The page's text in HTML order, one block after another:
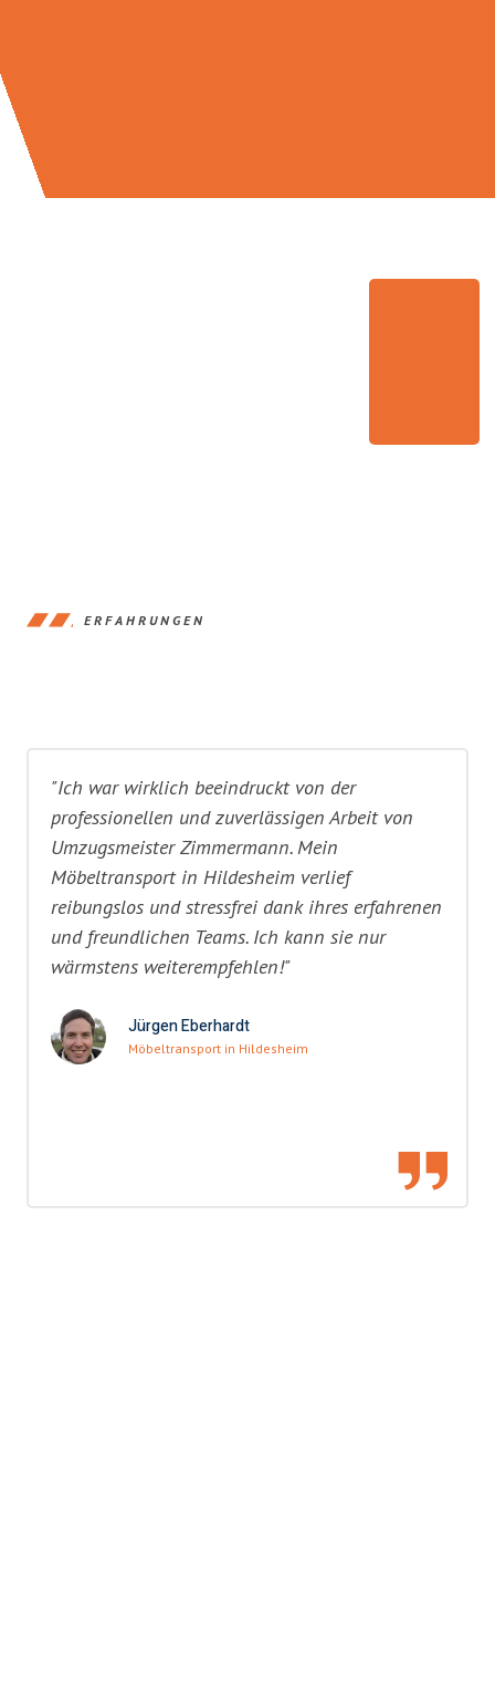
ERFAHRUNGEN
"Ich war wirklich beeindruckt von der
professionellen und zuverlässigen Arbeit von
Umzugsmeister Zimmermann. Mein
Möbeltransport in Hildesheim verlief
reibungslos und stressfrei dank ihres erfahrenen
und freundlichen Teams. Ich kann sie nur
wärmstens weiterempfehlen!"
Jürgen Eberhardt
Möbeltransport in Hildesheim